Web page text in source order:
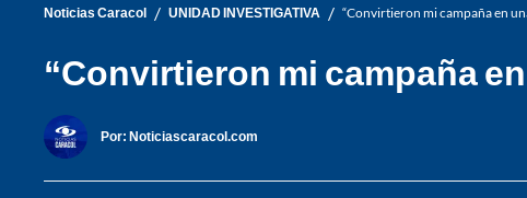
Noticias Caracol / UNIDAD INVESTIGATIVA / “Convirtieron mi campaña en
“Convirtieron mi campaña
Por: Noticiascaracol.com